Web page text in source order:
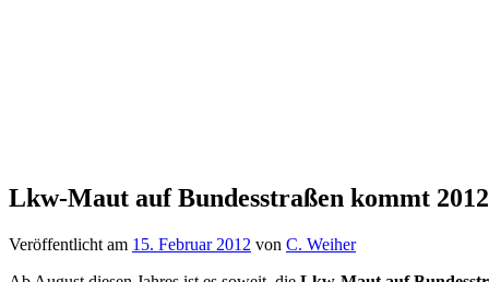
Lkw-Maut auf Bundesstraßen kommt 2012
Veröffentlicht am 15. Februar 2012 von C. Weiher